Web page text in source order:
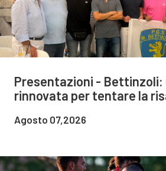
Presentazioni - Bettinzoli:
rinnovata per tentare la
Agosto 07,2026